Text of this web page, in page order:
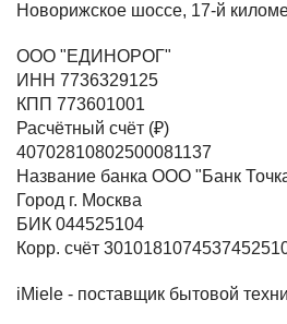
Новорижское шоссе, 17-й
ООО "ЕДИНОРОГ"
ИНН 7736329125
КПП 773601001
Расчётный счёт (₽)
40702810802500081137
Название банка ООО "Банк
Город г. Москва
БИК 044525104
Корр. счёт
iMiele - поставщик бытовой